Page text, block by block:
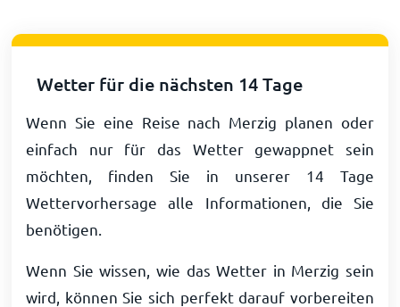
Wetter für die nächsten 14 Tage
Wenn Sie eine Reise nach Merzig planen oder
einfach nur für das Wetter gewappnet sein
möchten, finden Sie in unserer 14 Tage
Wettervorhersage alle Informationen, die Sie
benötigen.
Wenn Sie wissen, wie das Wetter in Merzig sein
wird, können Sie sich perfekt darauf vorbereiten